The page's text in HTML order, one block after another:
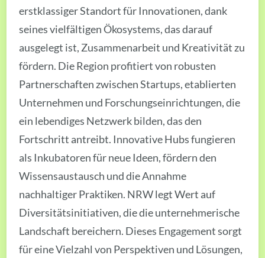
erstklassiger Standort für Innovationen, dank
seines vielfältigen Ökosystems, das darauf
ausgelegt ist, Zusammenarbeit und Kreativität zu
fördern. Die Region profitiert von robusten
Partnerschaften zwischen Startups, etablierten
Unternehmen und Forschungseinrichtungen, die
ein lebendiges Netzwerk bilden, das den
Fortschritt antreibt. Innovative Hubs fungieren
als Inkubatoren für neue Ideen, fördern den
Wissensaustausch und die Annahme
nachhaltiger Praktiken. NRW legt Wert auf
Diversitätsinitiativen, die die unternehmerische
Landschaft bereichern. Dieses Engagement sorgt
für eine Vielzahl von Perspektiven und Lösungen,